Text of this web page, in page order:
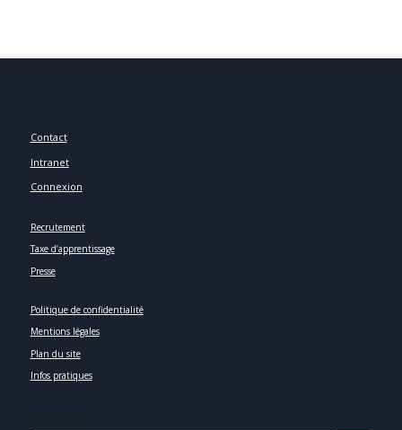
Contact
Intranet
Connexion
Recrutement
Taxe d’apprentissage
Presse
Politique de confidentialité
Mentions légales
Plan du site
Infos pratiques